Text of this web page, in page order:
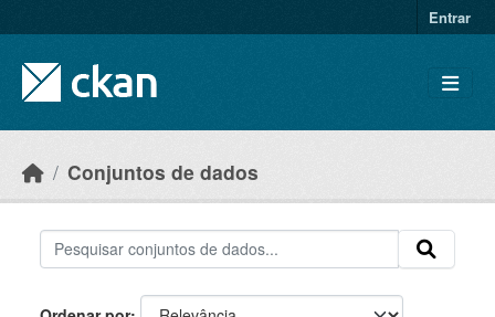
Entrar
Conjuntos de dados